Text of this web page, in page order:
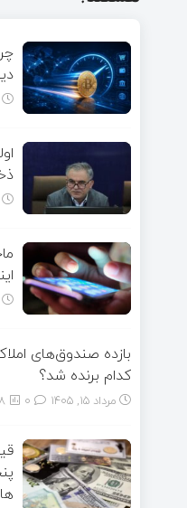
بازده صندوق‌های
کدام برنده شد؟
مرداد ۱۵, ۱۴۰۵ 8